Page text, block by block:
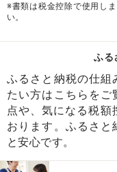
※書類は税金控除で使用し
い。
ふる
ふるさと納税の仕組
たい方はこちらをご
点や、気になる税額
おります。ふるさと
と安心です。